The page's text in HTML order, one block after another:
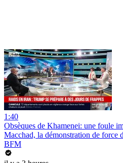
1:40
Obsèques de Khamenei: une foule
Macchad, la démonstration de force
BFM